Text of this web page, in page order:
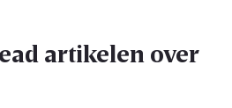
artikelen over